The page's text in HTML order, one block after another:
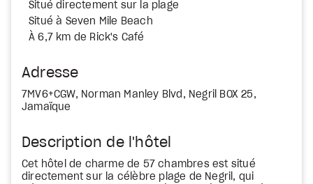
Situé directement sur la plage
Situé à Seven Mile Beach
À 6,7 km de Rick's Café
Adresse
7MV6+CGW, Norman Manley Blvd, Negril BOX 25,
Jamaïque
Description de l'hôtel
Cet hôtel de charme de 57 chambres est situé
directement sur la célèbre plage de Negril, qui